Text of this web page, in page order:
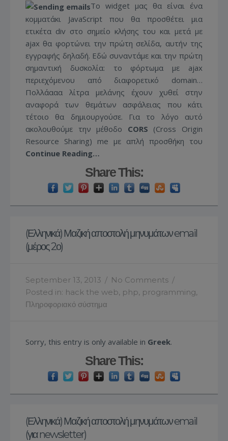
Το widget μας θα είναι ένα
κομματάκι JavaScript που θα προσθέτει μια
ετικέτα div στο σημείο κλήσης του και μετά με
ajax θα φορτώνει την πρώτη σελίδα, αυτήν της
εγγραφής δηλαδή. Εδώ συναντάμε και την πρώτη
σημαντική δυσκολία: το φόρτωμα με ajax
περιεχόμενου από διαφορετικό domain…
Πολλάααα λίτρα μελάνης έχουν χυθεί στην
αναφορά των θεμάτων ασφάλειας που κάτι
τέτοιο θα δημιουργούσε. Για το λόγο αυτό
ακολουθούμε την μέθοδο CORS (Cross Origin
Resource Sharing) me με απλή προσθήκη του
Continue Reading…
Share This:
(Ελληνικά) Μαζική αποστολή μηνυμάτων email
(μέρος 2ο)
September 13, 2013 / No Comments /
Posted in: hack the web, php, programming,
Πληροφοριακό σύστημα
Sorry, this entry is only available in Greek.
Share This:
(Ελληνικά) Μαζική αποστολή μηνυμάτων email
(για newsletter)